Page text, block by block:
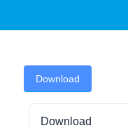
Download
Download